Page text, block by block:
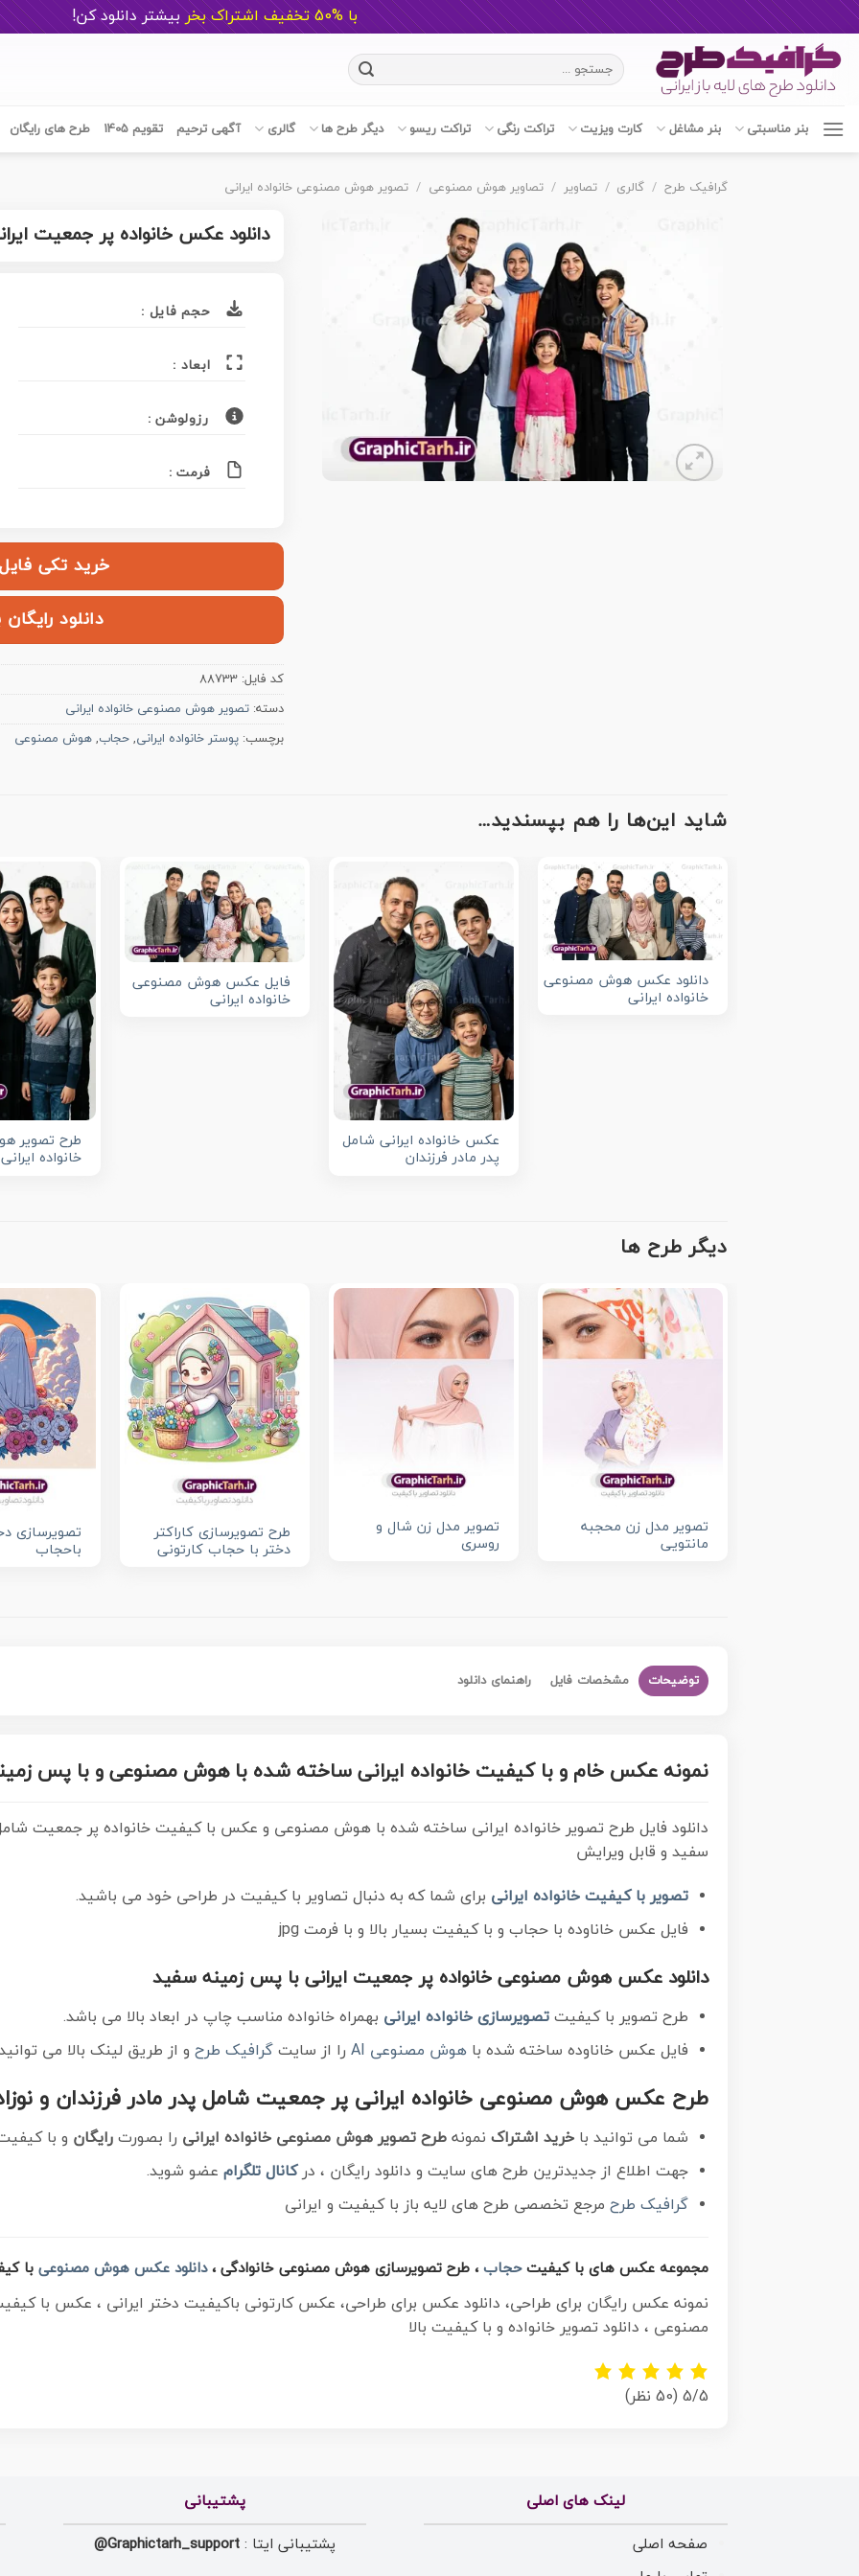
با %50 تخفیف اشتراک بخر بیشتر دانلود کن!
content
جستجو
برای:
بنر مناسبتی بنر مشاغل کارت ویزیت تراکت رنگی تراکت ریسو دیگر طرح ها گالری آگهی ترحیم تقویم 1405 طرح های رایگان
گرافیک طرح / گالری / تصاویر / تصاویر هوش مصنوعی / تصویر هوش مصنوعی خانواده ایرانی
دانلود عکس خانواده پر جمعیت
حجم فایل :
ابعاد :
رزولوشن :
فرمت :
خرید تکی فایل | ۱۰۰,۰۰۰
دانلود
کد فایل:88733
دسته:تصویر هوش مصنوعی خانواده ایرانی
برچسب:پوستر خانواده ایرانی,حجاب,هوش مصنوعی
شاید این‌ها را هم بپسندید…
دانلود عکس هوش مصنوعی
خانواده ایرانی
عکس خانواده ایرانی شامل
پدر مادر فرزندان
فایل عکس هوش مصنوعی
خانواده ایرانی
طرح تصویر
خانواده ایرانی
دیگر طرح ها
تصویر مدل زن محجبه
مانتویی
تصویر مدل زن شال و
روسری
طرح تصویرسازی کاراکتر
دختر با حجاب کارتونی
تصویرسازی
باحجاب
توضیحات مشخصات فایل راهنمای دانلود
نمونه عکس خام و با کیفیت خانواده ایرانی ساخته شده با هوش مصنوعی و با پس
دانلود فایل طرح تصویر خانواده ایرانی ساخته شده با هوش مصنوعی و عکس با کیفیت خانواده پر جمعیت
سفید و قابل ویرایش
تصویر با کیفیت خانواده ایرانی برای شما که به دنبال تصاویر با کیفیت در طراحی خود می باشید.
فایل عکس خاناوده با حجاب و با کیفیت بسیار بالا و با فرمت jpg
دانلود عکس هوش مصنوعی خانواده پر جمعیت ایرانی با پس زمینه سفید
طرح تصویر با کیفیت تصویرسازی خانواده ایرانی بهمراه خانواده مناسب چاپ در ابعاد بالا می باشد.
فایل عکس خاناوده ساخته شده با هوش مصنوعی AI را از سایتگرافیک طرحو از طریق لینک بالا می
طرح عکس هوش مصنوعی خانواده ایرانی پر جمعیت شامل پدر مادر فرزندان و
شما می توانید با خرید اشتراکنمونه طرح تصویر هوش مصنوعی خانواده ایرانی را بصورت رایگان و با کیفیت
جهت اطلاع از جدیدترین طرح های سایت و دانلود رایگان ، درکانال تلگرامعضو شوید.
گرافیک طرحمرجع تخصصی طرح های لایه باز با کیفیت و ایرانی
مجموعه عکس های با کیفیتحجاب، طرح تصویرسازی هوش مصنوعی خانوادگی ،دانلود عکس هوش مصنوعی با
نمونه عکس رایگان برای طراحی، دانلود عکس برای طراحی، عکس کارتونی باکیفیت دختر ایرانی ، عکس با
مصنوعی ، دانلود تصویر خانواده و با کیفیت بالا
5/5 (50 نظر)
لینک های اصلی
صفحه اصلی
پشتیبانی
پشتیبانی ایتا : Graphictarh_support@